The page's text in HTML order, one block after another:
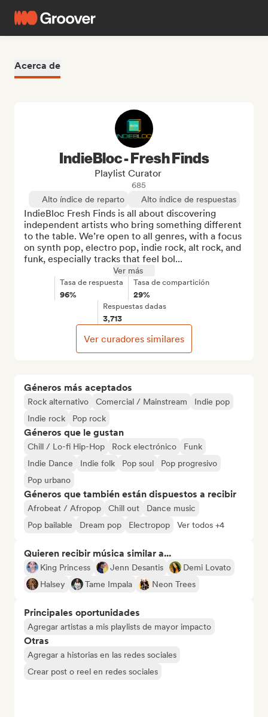
Acerca de
Géneros más aceptados
Rock alternativo Comercial / Mainstream
Indie pop
Indie rock
Pop rock
Géneros que le gustan
Chill / Lo-fi Hip-Hop Rock electrónico
Funk
Indie Dance
Indie folk Pop soul
Pop progresivo
Pop urbano
Géneros que también están dispuestos a recibir
Afrobeat / Afropop Chill out
Dance music
Pop bailable
Dream pop Electropop Ver todos +4
Quieren recibir música similar a...
King Princess Jenn Desantis
Demi Lovato
Halsey
Tame Impala Neon Trees
Principales oportunidades
Agregar artistas a mis playlists de mayor impacto
Otras
Agregar a historias en las redes sociales
Crear post o reel en redes sociales
IndieBloc - Fresh Finds
Playlist Curator
685
Alto índice de reparto
Alto índice de respuestas
IndieBloc Fresh Finds is all about discovering
independent artists who bring something different
to the table. We’re open to all genres, with a focus
on synth pop, electro pop, indie rock, alt rock, and
funk, especially tracks that feel bol...
Ver más
Tasa de respuesta
96%
Tasa de compartición
29%
Respuestas dadas
3,713
Ver curadores similares